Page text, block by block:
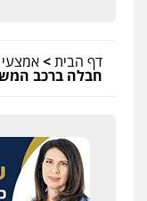
דף הבית>
חבלה ברכב